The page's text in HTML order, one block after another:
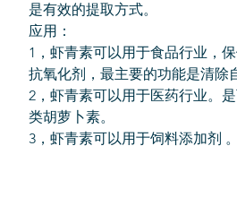
是有效的提取方式。
应用：
1，虾青素可以用于食品行业，
抗氧化剂，最主要的功能是清除
2，虾青素可以用于医药行业。
类胡萝卜素。
3，虾青素可以用于饲料添加剂